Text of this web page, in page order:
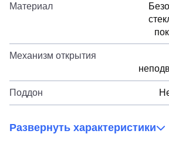
Материал
Механизм открытия
Поддон
Развернуть характеристики